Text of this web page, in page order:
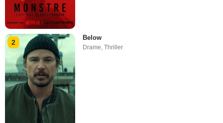
2
Below
Drame ,Thriller